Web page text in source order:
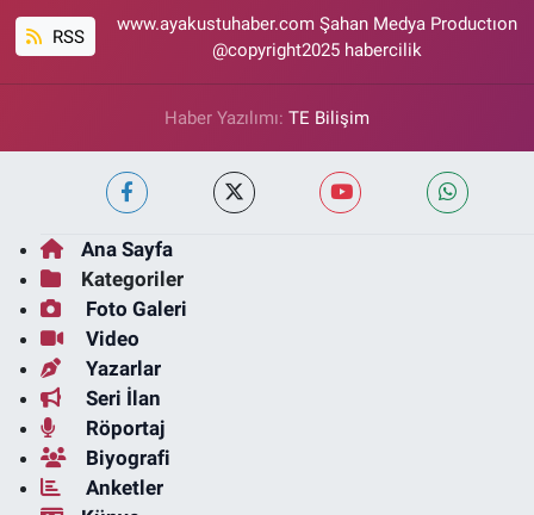
RSS
www.ayakustuhaber.com Şahan Medya Productıon
@copyright2025 habercilik
Haber Yazılımı: TE Bilişim
Ana Sayfa
Kategoriler
Foto Galeri
Video
Yazarlar
Seri İlan
Röportaj
Biyografi
Anketler